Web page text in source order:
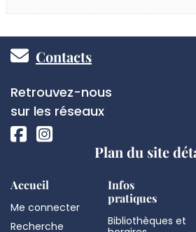
Pied
de
page
Contacts
Réseaux
sociaux
Retrouvez-nous
sur les réseaux
Plan du site
Accueil
Me connecter
Recherche
Infos
pratiques
Bibliothèques et